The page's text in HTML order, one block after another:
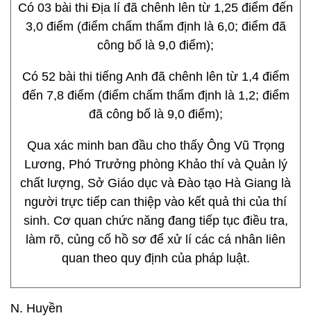
Có 03 bài thi Địa lí đã chênh lên từ 1,25 điểm đến
3,0 điểm (điểm chấm thẩm định là 6,0; điểm đã
công bố là 9,0 điểm);
Có 52 bài thi tiếng Anh đã chênh lên từ 1,4 điểm
đến 7,8 điểm (điểm chấm thẩm định là 1,2; điểm
đã công bố là 9,0 điểm);
Qua xác minh ban đầu cho thấy Ông Vũ Trọng
Lương, Phó Trưởng phòng Khảo thí và Quản lý
chất lượng, Sở Giáo dục và Đào tạo Hà Giang là
người trực tiếp can thiệp vào kết quả thi của thí
sinh. Cơ quan chức năng đang tiếp tục điều tra,
làm rõ, củng cố hồ sơ để xử lí các cá nhân liên
quan theo quy định của pháp luật.
N. Huyền